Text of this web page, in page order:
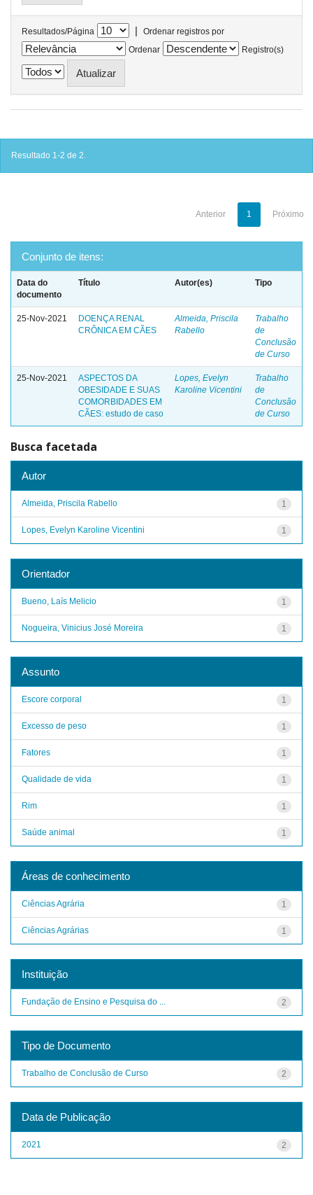
Resultados/Página |
Ordenar registros por
Ordenar
Registro(s)
Resultado 1-2 de 2.
Anterior 1 Próximo
Conjunto de itens:
Data do
documento
Título Autor(es) Tipo
25-Nov-2021
DOENÇA RENAL
CRÔNICA EM CÃES
Almeida, Priscila
Rabello
Trabalho
de
Conclusão
de Curso
25-Nov-2021
ASPECTOS DA
OBESIDADE E SUAS
COMORBIDADES EM
CÃES: estudo de caso
Lopes, Evelyn
Karoline Vicentini
Trabalho
de
Conclusão
de Curso
Busca facetada
Autor
1
Almeida, Priscila Rabello
1
Lopes, Evelyn Karoline Vicentini
Orientador
1
Bueno, Laís Melicio
1
Nogueira, Vinicius José Moreira
Assunto
1
Escore corporal
1
Excesso de peso
1
Fatores
1
Qualidade de vida
1
Rim
1
Saúde animal
Áreas de conhecimento
1
Ciências Agrária
1
Ciências Agrárias
Instituição
2
Fundação de Ensino e Pesquisa do ...
Tipo de Documento
2
Trabalho de Conclusão de Curso
Data de Publicação
2
2021